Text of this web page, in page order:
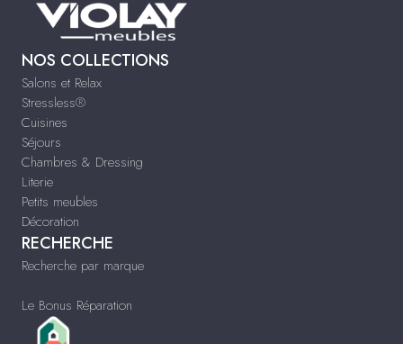
NOS COLLECTIONS
Salons et Relax
Stressless®
Cuisines
Séjours
Chambres & Dressing
Literie
Petits meubles
Décoration
RECHERCHE
Recherche par marque
Le Bonus Réparation